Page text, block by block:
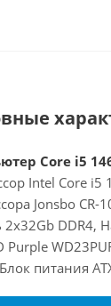
Core i5
Intel Core i5
Jonsbo CR-
2x32Gb DDR4,
Purple
питания